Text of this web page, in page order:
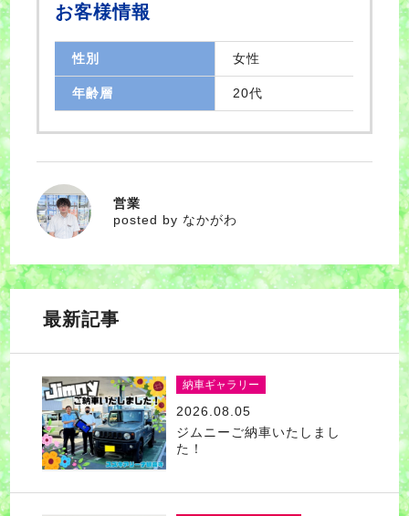
お客様情報
性別 女性
年齢層 20代
なかがわ
営業
posted by なかがわ
最新記事
納車ギャラリー
2026.08.05
ジムニーご納車いたしまし
た！